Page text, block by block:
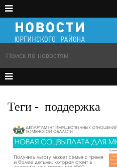
Теги - поддержка